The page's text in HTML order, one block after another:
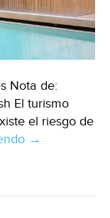
Nota de:
El turismo
el riesgo de
México
→